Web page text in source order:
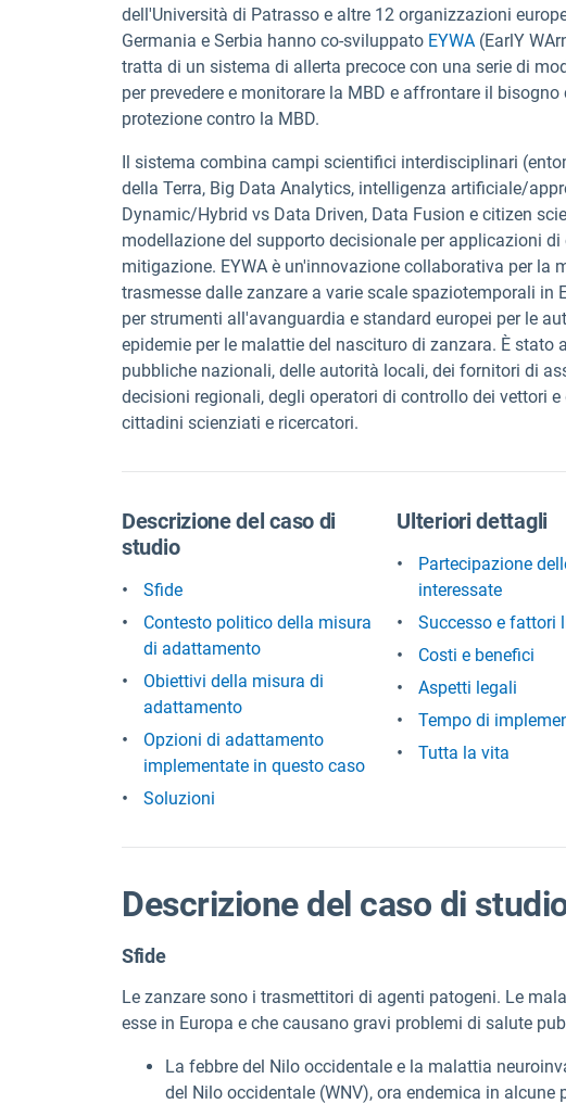
dell'Università di Patrasso e altre 12 organizzazioni
Germania e Serbia hanno co-sviluppato EYWA (EarlY
tratta di un sistema di allerta precoce con una serie di
per prevedere e monitorare la MBD e affrontare il
protezione contro la MBD.
Il sistema combina campi scientifici interdisciplinari
della Terra, Big Data Analytics, intelligenza artificiale/
Dynamic/Hybrid vs Data Driven, Data Fusion e citizen
modellazione del supporto decisionale per applicazioni
mitigazione. EYWA è un'innovazione collaborativa per la
trasmesse dalle zanzare a varie scale spaziotemporali in
per strumenti all'avanguardia e standard europei per le
epidemie per le malattie del nascituro di zanzara. È
pubbliche nazionali, delle autorità locali, dei fornitori di
decisioni regionali, degli operatori di controllo dei vettori
cittadini scienziati e ricercatori.
Descrizione del caso di
studio
Sfide
Contesto politico della misura
di adattamento
Obiettivi della misura di
adattamento
Opzioni di adattamento
implementate in questo caso
Soluzioni
Ulteriori dettagli
Partecipazione
interessate
Successo e fattori
Costi e benefici
Aspetti legali
Tempo di
Tutta la vita
Descrizione del caso di
Sfide
Le zanzare sono i trasmettitori di agenti patogeni. Le
esse in Europa e che causano gravi problemi di salute
La febbre del Nilo occidentale e la malattia
del Nilo occidentale (WNV), ora endemica in alcune